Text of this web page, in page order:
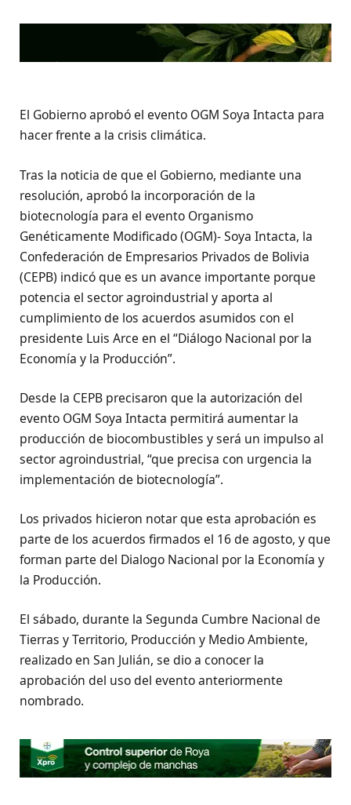
El Gobierno aprobó el evento OGM Soya Intacta para
hacer frente a la crisis climática.
Tras la noticia de que el Gobierno, mediante una
resolución, aprobó la incorporación de la
biotecnología para el evento Organismo
Genéticamente Modificado (OGM)- Soya Intacta, la
Confederación de Empresarios Privados de Bolivia
(CEPB) indicó que es un avance importante porque
potencia el sector agroindustrial y aporta al
cumplimiento de los acuerdos asumidos con el
presidente Luis Arce en el “Diálogo Nacional por la
Economía y la Producción”.
Desde la CEPB precisaron que la autorización del
evento OGM Soya Intacta permitirá aumentar la
producción de biocombustibles y será un impulso al
sector agroindustrial, “que precisa con urgencia la
implementación de biotecnología”.
Los privados hicieron notar que esta aprobación es
parte de los acuerdos firmados el 16 de agosto, y que
forman parte del Dialogo Nacional por la Economía y
la Producción.
El sábado, durante la Segunda Cumbre Nacional de
Tierras y Territorio, Producción y Medio Ambiente,
realizado en San Julián, se dio a conocer la
aprobación del uso del evento anteriormente
nombrado.